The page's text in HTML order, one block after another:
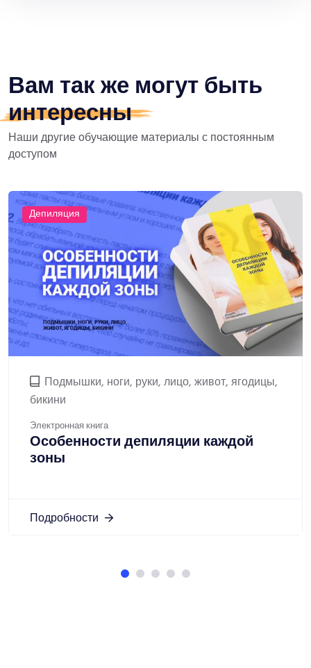
Вам так же могут быть
интересны
Наши другие обучающие материалы с постоянным
доступом
Депиляция
Подмышки, ноги, руки, лицо, живот, ягодицы,
бикини
Электронная книга
Особенности депиляции каждой
зоны
Подробности